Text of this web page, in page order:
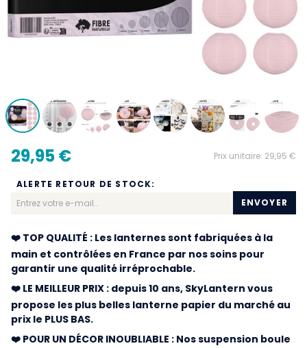
29,95 € Prix unitaire: 29,95 €
ALERTE RETOUR DE STOCK:
ENVOYER
❤️ TOP QUALITÉ : Les lanternes sont fabriquées à la
main et contrôlées en France par nos soins pour
garantir une qualité irréprochable.
❤️ LE MEILLEUR PRIX : depuis 10 ans, SkyLantern vous
propose les plus belles lanterne papier du marché au
prix le PLUS BAS.
❤️ POUR UN DÉCOR INOUBLIABLE : Nos suspension boule